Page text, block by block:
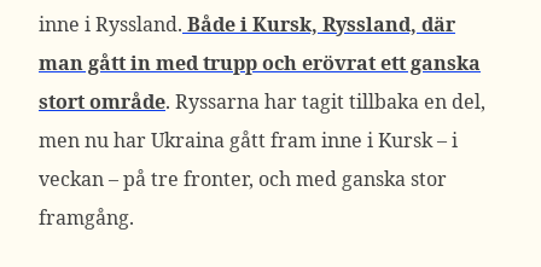
inne i Ryssland. Både i Kursk, Ryssland, där
man gått in med trupp och erövrat ett ganska
stort område. Ryssarna har tagit tillbaka en del,
men nu har Ukraina gått fram inne i Kursk – i
veckan – på tre fronter, och med ganska stor
framgång.